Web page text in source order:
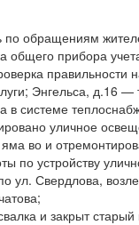
обращениям
общего прибора
правильности
Энгельса, д.16 —
в системе
уличное
во и
по устройству
ул. Свердлова,
и закрыт